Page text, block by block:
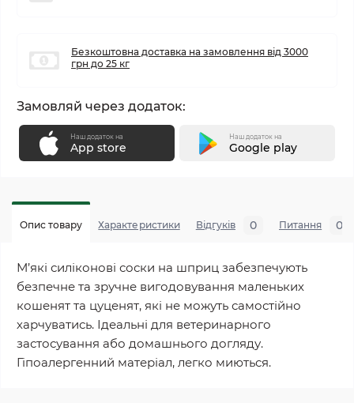
Безкоштовна доставка на замовлення від 3000
грн до 25 кг
Замовляй через додаток:
Наш додаток на
App store
Наш додаток на
Google play
Опис товару Характеристики Відгуків 0 Питання 0
М’які силіконові соски на шприц забезпечують
безпечне та зручне вигодовування маленьких
кошенят та цуценят, які не можуть самостійно
харчуватись. Ідеальні для ветеринарного
застосування або домашнього догляду.
Гіпоалергенний матеріал, легко миються.